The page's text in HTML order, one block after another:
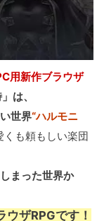
用新作ブラウザ
は、
世界“ハルモニ
も頼もしい楽団
まった世界か
ウザRPGです！